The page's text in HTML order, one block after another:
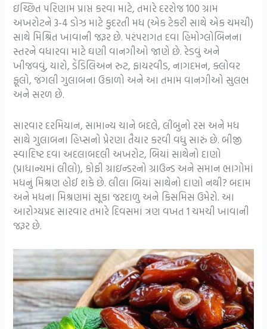
ઇચ્છિત પરિણામ પ્રાપ્ત કરવા માટે, તમારે દરરોજ 100 ગ્રામ
અખરોટને 3-4 ડોઝ માટે કુદરતી મધ (એક ટેકરી સાથે એક ચમચી)
સાથે મિશ્રિત ખાવાની જરૂર છે. પરંપરાગત દવા હિમોગ્લોબિનના
સ્તરને વધારવા માટે ઘણી વાનગીઓ જાણે છે. રેડવું અને
ખીજવવું, યારો, ડેંડિલિઅન રુટ, ફાયરવીડ, નાગદમન, ક્લોવર
ફૂલો, જંગલી ગુલાબના ઉકાળો અને આ તમામ વાનગીઓ સુલભ
અને સરળ છે.
સારવાર દરમિયાન, સામાન્ય ચાને બદલે, લીંબુનો રસ અને મધ
સાથે ગુલાબના હિપ્સનો પ્રેરણા તૈયાર કરવી વધુ સારું છે. બીજી
સ્વાદિષ્ટ દવા અદલાબદલી અખરોટ, બિયાં સાથેનો દાણો
(પ્રાધાન્યમાં લીલો), કોફી ગ્રાઇન્ડરનો ગ્રાઉન્ડ અને સમાન ભાગોમાં
મધનું મિશ્રણ હોઈ શકે છે. લીલા બિયાં સાથેનો દાણો નથી? બદામ
અને મધના મિશ્રણમાં સૂકા જરદાળુ અને કિસમિસ ઉમેરો. આ
આરોગ્યપ્રદ સારવાર તમારે દિવસમાં ત્રણ વખત 1 ચમચી ખાવાની
જરૂર છે.